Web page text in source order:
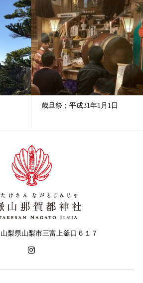
日
紅葉薪祭； 大嶽山那賀都神
山梨県山梨市三富上釜口６１７